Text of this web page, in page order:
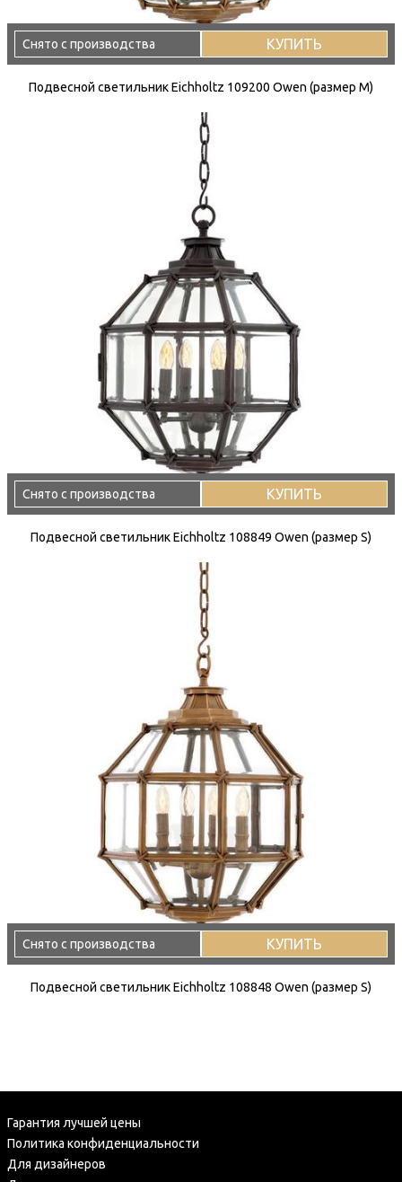
Снято с производства КУПИТЬ
Подвесной светильник Eichholtz 109200 Owen (размер M)
Снято с производства КУПИТЬ
Подвесной светильник Eichholtz 108849 Owen (размер S)
Снято с производства КУПИТЬ
Подвесной светильник Eichholtz 108848 Owen (размер S)
Гарантия лучшей цены
Политика конфиденциальности
Для дизайнеров